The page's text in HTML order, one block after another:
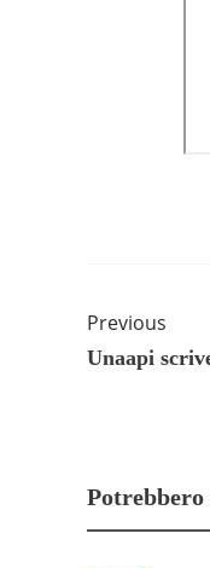
Previous
Unaapi